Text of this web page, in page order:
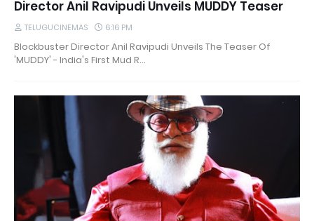
Director Anil Ravipudi Unveils MUDDY Teaser
TELUGUCINEMAS 6:16 PM
Blockbuster Director Anil Ravipudi Unveils The Teaser Of
'MUDDY' - India's First Mud R…